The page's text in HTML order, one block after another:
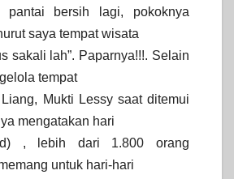
pantai bersih lagi, pokoknya
saya tempat wisata
sakali lah”. Paparnya!!!. Selain
tempat
Mukti Lessy saat ditemui
mengatakan hari
, lebih dari 1.800 orang
untuk hari-hari